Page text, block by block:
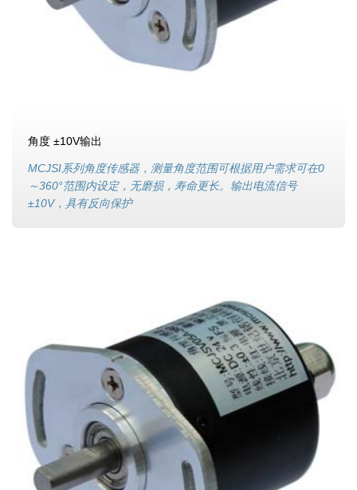
角度 ±10V输出
MCJSI系列角度传感器，测量角度范围可根据用户需求可在0
～360°范围内设定，无磨损，寿命更长。输出电流信号
±10V，具有反向保护